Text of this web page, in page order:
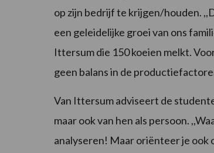
op zijn bedrijf te krijgen/houden.
een geleidelijke groei van ons
Ittersum die 150 koeien melkt.
geen balans in de
Van Ittersum adviseert de
maar ook van hen als persoon.
analyseren! Maar oriënteer je ook